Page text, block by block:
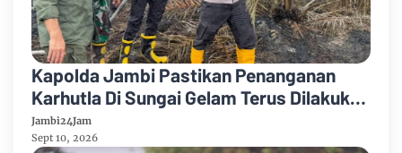
Kapolda Jambi Pastikan Penanganan
Karhutla Di Sungai Gelam Terus Dilakukan
Sinergi Diperkuat
Jambi24Jam
Sept 10, 2026